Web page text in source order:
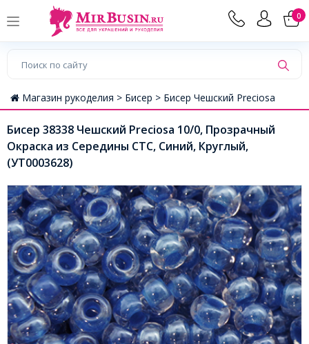
0
Магазин рукоделия > Бисер > Бисер Чешский Preciosa
Бисер 38338 Чешский Preciosa 10/0, Прозрачный
Окраска из Середины CTC, Синий, Круглый,
(УТ0003628)